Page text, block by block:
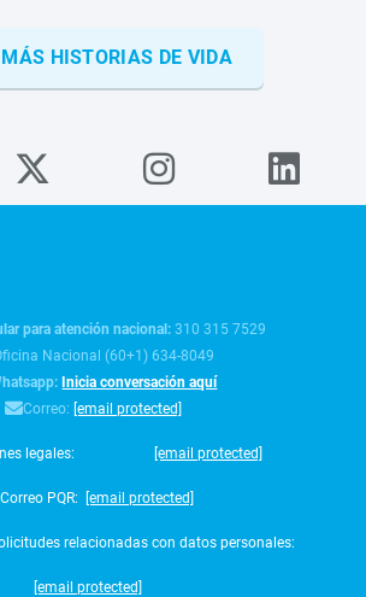
HISTORIAS DE VIDA
para atención nacional:310 315 7529
Nacional (60+1) 634-8049
Inicia conversación aquí
Correo: [email protected]
legales: [email protected]
Correo PQR: [email protected]
relacionadas con datos personales:
[email protected]